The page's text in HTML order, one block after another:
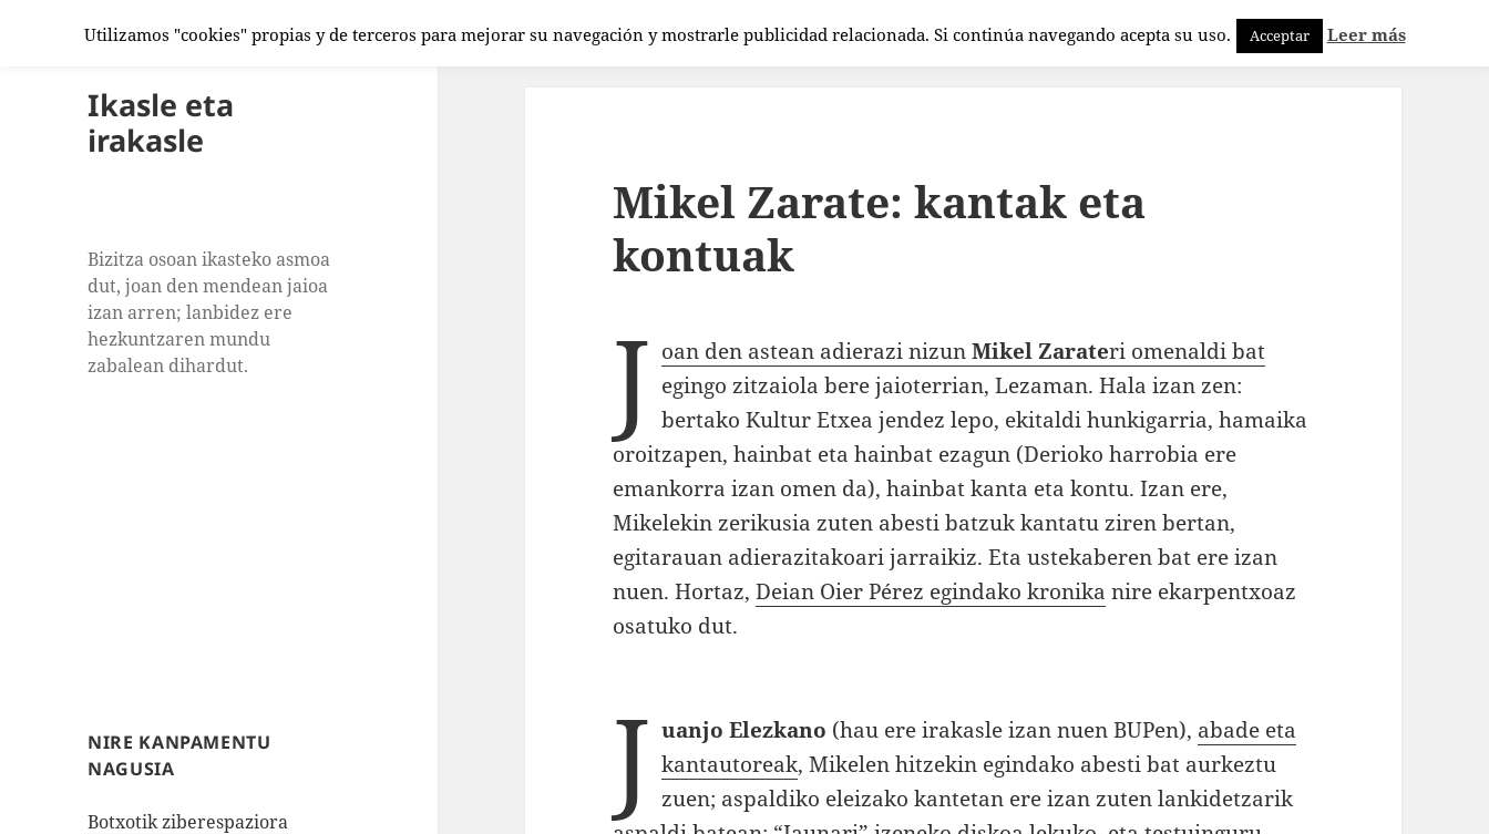
Ikasle eta
irakasle
Bizitza osoan ikasteko asmoa
dut, joan den mendean jaioa
izan arren; lanbidez ere
hezkuntzaren mundu
zabalean dihardut.
NIRE KANPAMENTU
NAGUSIA
Botxotik ziberespaziora
Mikel Zarate: kantak eta
kontuak
J oan den astean adierazi nizunMikel Zarateri omenaldi bat
egingo zitzaiola bere jaioterrian, Lezaman. Hala izan zen:
bertako Kultur Etxea jendez lepo, ekitaldi hunkigarria, hamaika
oroitzapen, hainbat eta hainbat ezagun (Derioko harrobia ere
emankorra izan omen da), hainbat kanta eta kontu. Izan ere,
Mikelekin zerikusia zuten abesti batzuk kantatu ziren bertan,
egitarauan adierazitakoari jarraikiz. Eta ustekaberen bat ere izan
nuen. Hortaz,Deian Oier Pérez egindako kronika nire ekarpentxoaz
osatuko dut.
J uanjo Elezkano (hau ere irakasle izan nuen BUPen), abade eta
kantautoreak, Mikelen hitzekin egindako abesti bat aurkeztu
zuen; aspaldiko eleizako kantetan ere izan zuten lankidetzarik
Utilizamos "cookies" propias y de terceros para mejorar su navegación y mostrarle publicidad relacionada. Si continúa navegando acepta su uso. Acceptar Leer más